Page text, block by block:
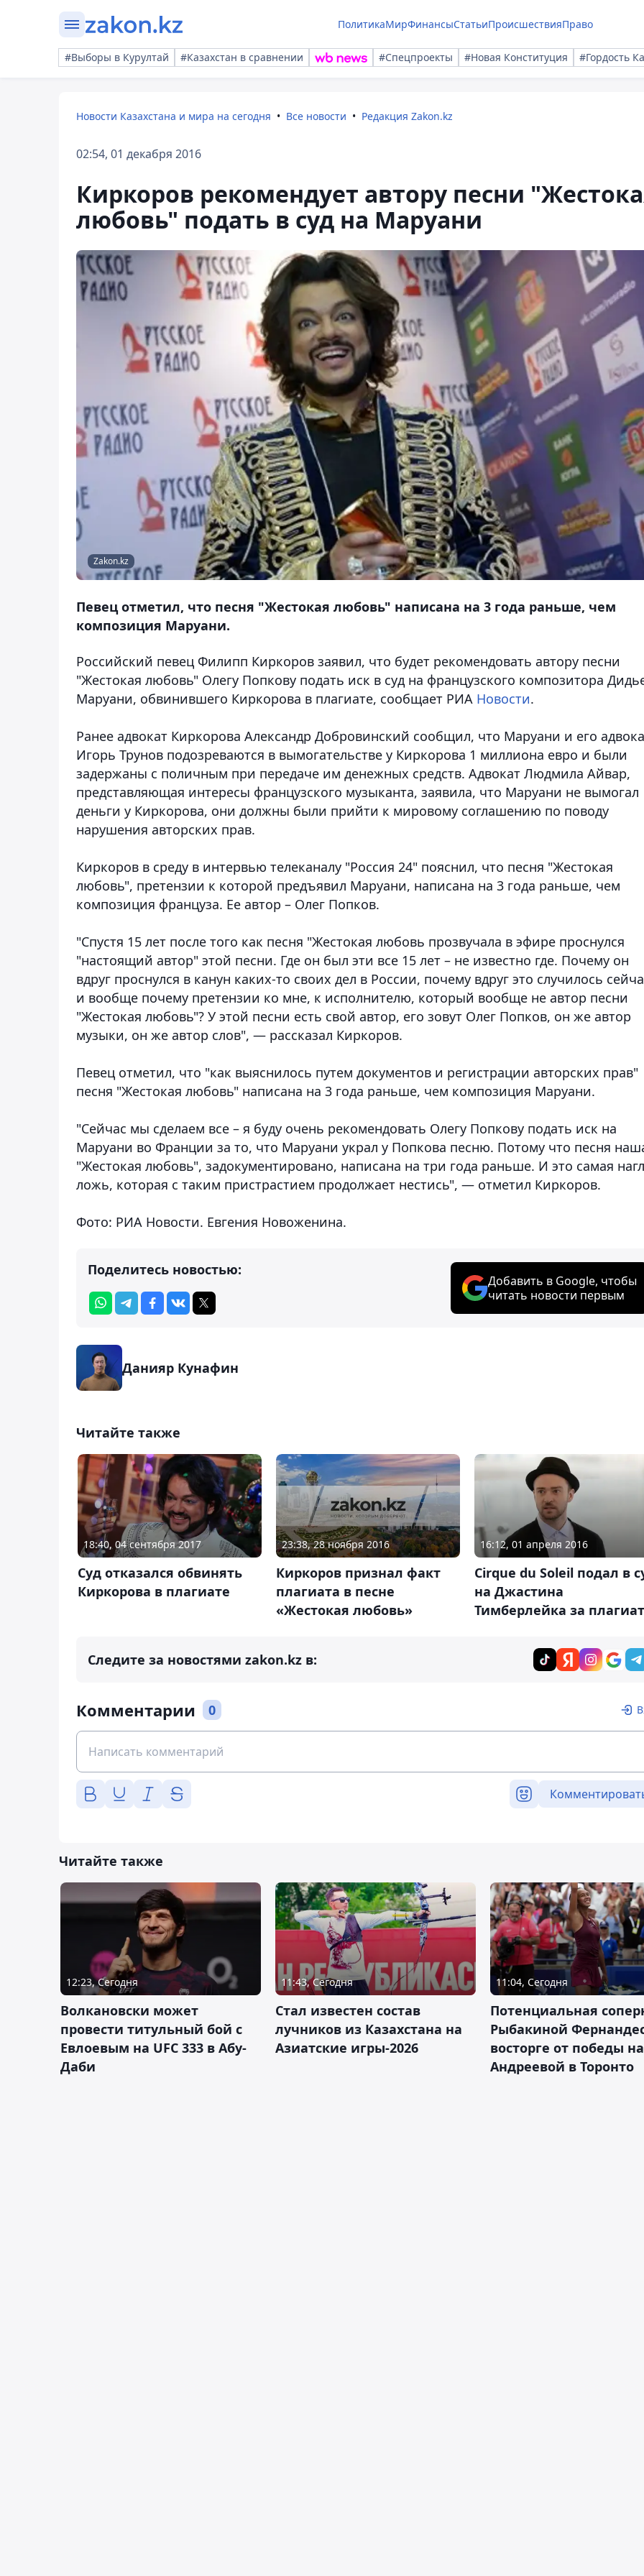
ПолитикаМирФинансыСтатьиПроисшествияПраво
#Выборы в Курултай #Казахстан в сравнении #Спецпроекты #Новая Конституция #Гордость
Новости Казахстана и мира на сегодня Все новости Редакция Zakon.kz
02:54, 01 декабря 2016
Киркоров рекомендует автору песни
любовь" подать в суд на Маруани
Zakon.kz
Певец отметил, что песня "Жестокая любовь" написана на 3 года раньше, чем
композиция Маруани.
Российский певец Филипп Киркоров заявил, что будет рекомендовать автору песни
"Жестокая любовь" Олегу Попкову подать иск в суд на французского композитора
Маруани, обвинившего Киркорова в плагиате, сообщает РИА Новости.
Ранее адвокат Киркорова Александр Добровинский сообщил, что Маруани и его
Игорь Трунов подозреваются в вымогательстве у Киркорова 1 миллиона евро и были
задержаны с поличным при передаче им денежных средств. Адвокат Людмила Айвар,
представляющая интересы французского музыканта, заявила, что Маруани не вымогал
деньги у Киркорова, они должны были прийти к мировому соглашению по поводу
нарушения авторских прав.
Киркоров в среду в интервью телеканалу "Россия 24" пояснил, что песня "Жестокая
любовь", претензии к которой предъявил Маруани, написана на 3 года раньше, чем
композиция француза. Ее автор – Олег Попков.
"Спустя 15 лет после того как песня "Жестокая любовь прозвучала в эфире проснулся
"настоящий автор" этой песни. Где он был эти все 15 лет – не известно где. Почему он
вдруг проснулся в канун каких-то своих дел в России, почему вдруг это случилось
и вообще почему претензии ко мне, к исполнителю, который вообще не автор песни
"Жестокая любовь"? У этой песни есть свой автор, его зовут Олег Попков, он же автор
музыки, он же автор слов", — рассказал Киркоров.
Певец отметил, что "как выяснилось путем документов и регистрации авторских прав"
песня "Жестокая любовь" написана на 3 года раньше, чем композиция Маруани.
"Сейчас мы сделаем все – я буду очень рекомендовать Олегу Попкову подать иск на
Маруани во Франции за то, что Маруани украл у Попкова песню. Потому что песня
"Жестокая любовь", задокументировано, написана на три года раньше. И это самая
ложь, которая с таким пристрастием продолжает нестись", — отметил Киркоров.
Фото: РИА Новости. Евгения Новоженина.
Поделитесь новостью:
Добавить в Google, чтобы
читать новости первым
Данияр Кунафин
Читайте также
18:40, 04 сентября 2017
Суд отказался обвинять
Киркорова в плагиате
23:38, 28 ноября 2016
Киркоров признал факт
плагиата в песне
«Жестокая любовь»
16:12, 01 апреля 2016
Cirque du Soleil подал в
на Джастина
Тимберлейка за плагиат
Следите за новостями zakon.kz в:
Комментарии 0
Читайте также
12:23, Сегодня
Волкановски может
провести титульный бой с
Евлоевым на UFC 333 в Абу-
Даби
11:43, Сегодня
Стал известен состав
лучников из Казахстана на
Азиатские игры-2026
11:04, Сегодня
Потенциальная
Рыбакиной
восторге от победы
Андреевой в Торонто